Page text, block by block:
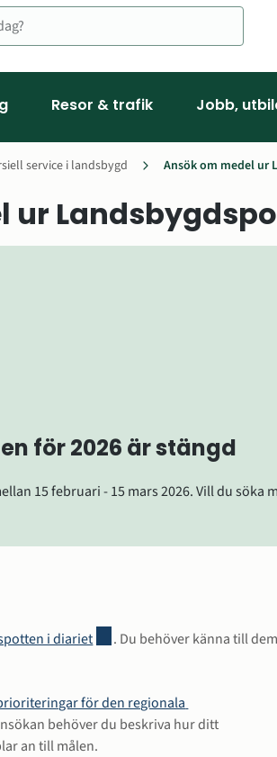
Resor & trafik Jobb,
service i landsbygd Ansök om medel ur
ur
för 2026 är stängd
15 februari - 15 mars 2026. Vill du söka
i diarietLänk till annan webbplats,
. Du behöver känna till dem
för den regionala
webbplats.
behöver du beskriva hur ditt
an till målen.